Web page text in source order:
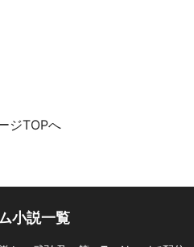
ジTOPへ
小説一覧